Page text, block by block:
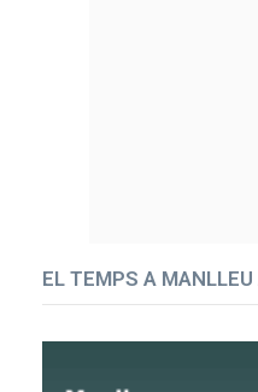
EL TEMPS A MANLLEU